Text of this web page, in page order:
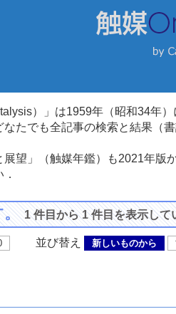
）」は1959年（昭和34年
なたでも全記事の検索と結果（
展望」（触媒年鑑）も2021年
。1 件目から 1 件目を表示して
並び替え 新しいものから